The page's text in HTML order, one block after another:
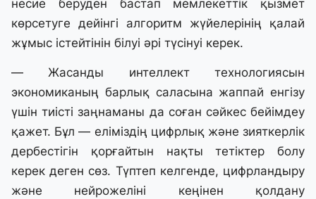
несие беруден бастап мемлекеттік қызмет
көрсетуге дейінгі алгоритм жүйелерінің қалай
жұмыс істейтінін білуі әрі түсінуі керек.
— Жасанды интеллект технологиясын
экономиканың барлық саласына жаппай енгізу
үшін тиісті заңнаманы да соған сәйкес бейімдеу
қажет. Бұл — еліміздің цифрлық және зияткерлік
дербестігін қорғайтын нақты тетіктер болу
керек деген сөз. Түптеп келгенде, цифрландыру
және нейрожеліні кеңінен қолдану